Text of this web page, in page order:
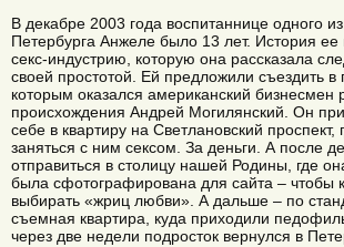
В декабре 2003 года воспитаннице одного
Петербурга Анжеле было 13 лет. История ее
секс-индустрию, которую она рассказала
своей простотой. Ей предложили съездить в
которым оказался американский бизнесмен
происхождения Андрей Могилянский. Он
себе в квартиру на Светлановский проспект,
заняться с ним сексом. За деньги. А после
отправиться в столицу нашей Родины, где
была сфотографирована для сайта – чтобы
выбирать «жриц любви». А дальше – по
съемная квартира, куда приходили
через две недели подросток вернулся в